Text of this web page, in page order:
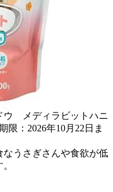
ウ メディラビットハニ
：2026年10月22日ま
なうさぎさんや食欲が低